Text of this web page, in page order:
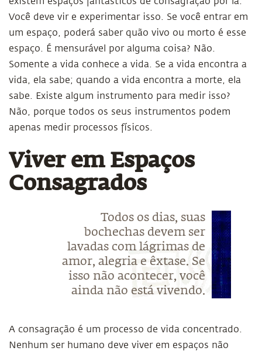
Você deve vir e experimentar isso. Se você entrar em
um espaço, poderá saber quão vivo ou morto é esse
espaço. É mensurável por alguma coisa? Não.
Somente a vida conhece a vida. Se a vida encontra a
vida, ela sabe; quando a vida encontra a morte, ela
sabe. Existe algum instrumento para medir isso?
Não, porque todos os seus instrumentos podem
apenas medir processos físicos.
Viver em Espaços
Consagrados
Todos os dias, suas
bochechas devem ser
lavadas com lágrimas de
amor, alegria e êxtase. Se
isso não acontecer, você
ainda não está vivendo.
A consagração é um processo de vida concentrado.
Nenhum ser humano deve viver em espaços não